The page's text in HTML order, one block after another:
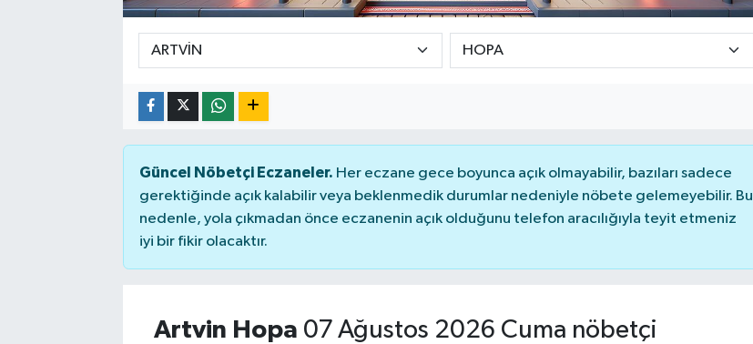
Güncel Nöbetçi Eczaneler. Her eczane gece boyunca açık olmayabilir, bazıları sadece
gerektiğinde açık kalabilir veya beklenmedik durumlar nedeniyle nöbete gelemeyebilir. Bu
nedenle, yola çıkmadan önce eczanenin açık olduğunu telefon aracılığıyla teyit etmeniz
iyi bir fikir olacaktır.
Artvin Hopa 07 Ağustos 2026 Cuma nöbetçi